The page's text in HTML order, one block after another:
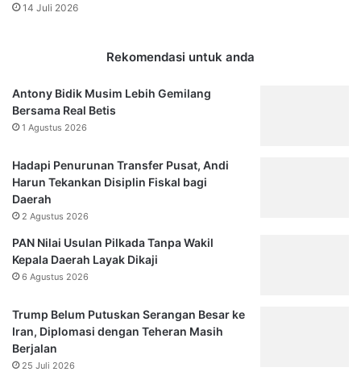
14 Juli 2026
Rekomendasi untuk anda
Antony Bidik Musim Lebih Gemilang
Bersama Real Betis
1 Agustus 2026
Hadapi Penurunan Transfer Pusat, Andi
Harun Tekankan Disiplin Fiskal bagi
Daerah
2 Agustus 2026
PAN Nilai Usulan Pilkada Tanpa Wakil
Kepala Daerah Layak Dikaji
6 Agustus 2026
Trump Belum Putuskan Serangan Besar ke
Iran, Diplomasi dengan Teheran Masih
Berjalan
25 Juli 2026